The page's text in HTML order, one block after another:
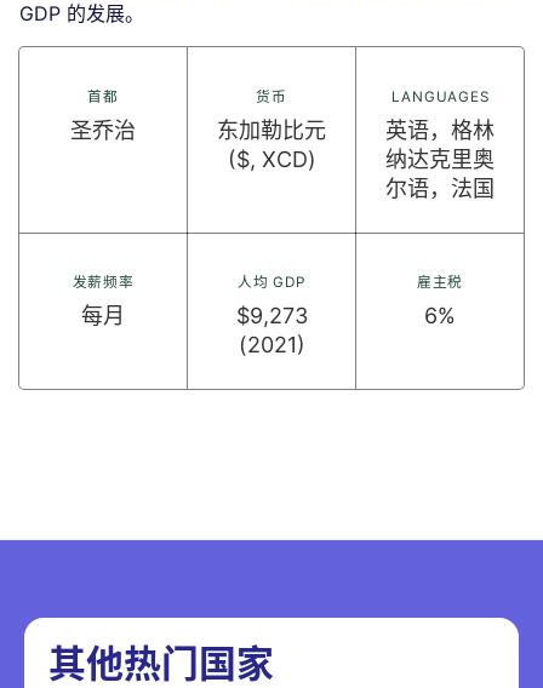
GDP 的发展。
首都
圣乔治
货币
东加勒比元
($, XCD)
LANGUAGES
英语，格林
纳达克里奥
尔语，法国
发薪频率
每月
人均 GDP
$9,273
(2021)
雇主税
6%
其他热门国家